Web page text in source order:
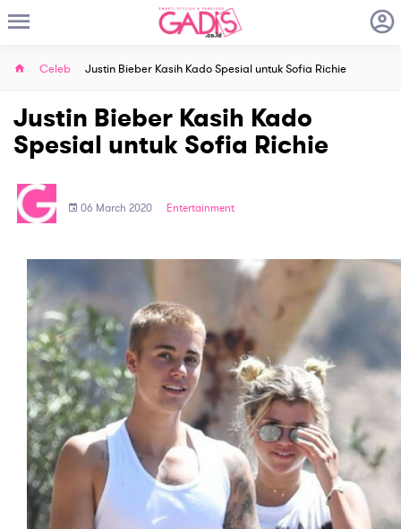
Celeb Justin Bieber Kasih Kado Spesial untuk Sofia Richie
Justin Bieber Kasih Kado
Spesial untuk Sofia Richie
06 March 2020 Entertainment